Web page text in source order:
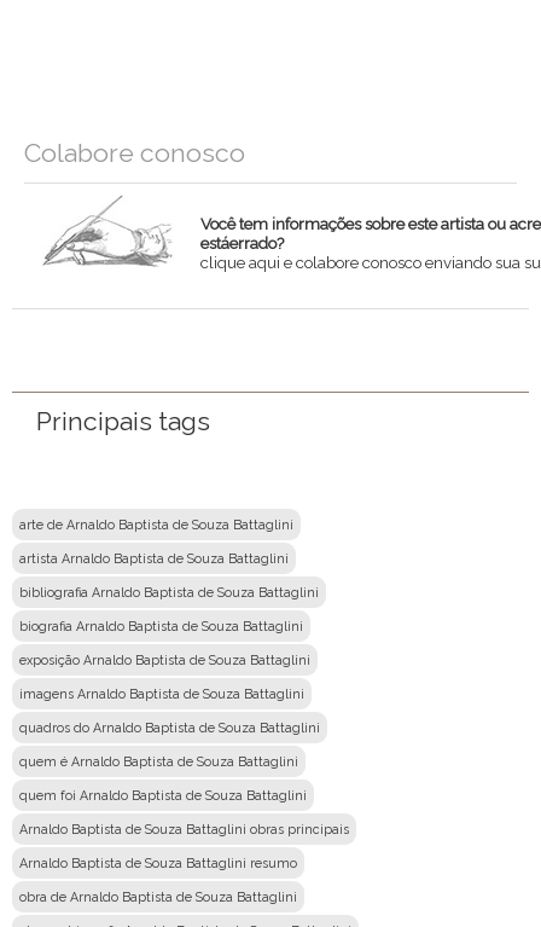
Colabore conosco
Você tem informações sobre este artista ou
estáerrado?
clique aqui e colabore conosco enviando sua
Principais tags
arte de Arnaldo Baptista de Souza Battaglini
artista Arnaldo Baptista de Souza Battaglini
bibliografia Arnaldo Baptista de Souza Battaglini
biografia Arnaldo Baptista de Souza Battaglini
exposição Arnaldo Baptista de Souza Battaglini
imagens Arnaldo Baptista de Souza Battaglini
quadros do Arnaldo Baptista de Souza Battaglini
quem é Arnaldo Baptista de Souza Battaglini
quem foi Arnaldo Baptista de Souza Battaglini
Arnaldo Baptista de Souza Battaglini obras principais
Arnaldo Baptista de Souza Battaglini resumo
obra de Arnaldo Baptista de Souza Battaglini